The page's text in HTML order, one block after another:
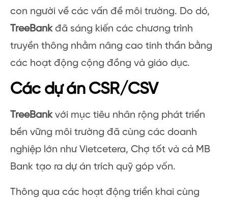
con người về các vấn đề môi trường. Do dó,
TreeBankđã sáng kiến các chương trình
truyền thông nhằm nâng cao tinh thần bằng
các hoạt động cộng đồng và giáo dục.
Các dự án CSR/CSV
TreeBankvới mục tiêu nhân rộng phát triển
bền vững môi trường đã cùng các doanh
nghiệp lớn như Vietcetera, Chợ tốt và cả MB
Bank tạo ra dự án trích quỹ góp vốn.
Thông qua các hoạt động triển khai cùng